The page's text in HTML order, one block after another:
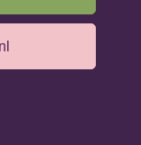
van de kruiden
is de
van de planten,